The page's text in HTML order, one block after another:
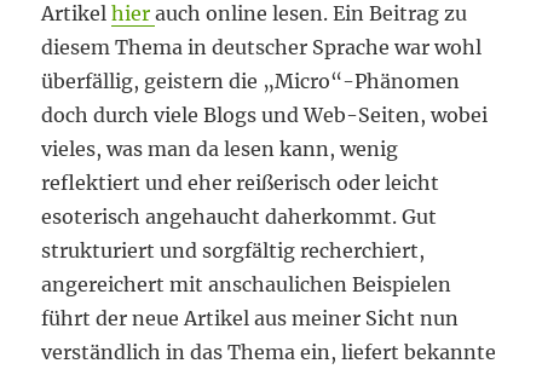
Artikelhierauch online lesen. Ein Beitrag zu
diesem Thema in deutscher Sprache war wohl
überfällig, geistern die „Micro“-Phänomen
doch durch viele Blogs und Web-Seiten, wobei
vieles, was man da lesen kann, wenig
reflektiert und eher reißerisch oder leicht
esoterisch angehaucht daherkommt. Gut
strukturiert und sorgfältig recherchiert,
angereichert mit anschaulichen Beispielen
führt der neue Artikel aus meiner Sicht nun
verständlich in das Thema ein, liefert bekannte